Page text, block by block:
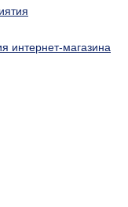
интернет-магазина